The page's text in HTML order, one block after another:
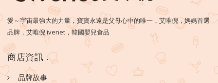
愛～宇宙最強大的力量，寶寶永遠是父母心中的唯一，艾唯倪，媽媽首選
品牌，艾唯倪 ivenet，韓國嬰兒食品
商店資訊 .
品牌故事